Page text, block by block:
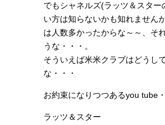
でもシャネルズ(ラッツ＆スター
い方は知らないかも知れません
は人数多かったからな～～、そ
うな・・・。
そういえば米米クラブはどうし
な・・・
お約束になりつつあるyou tube・
ラッツ＆スター